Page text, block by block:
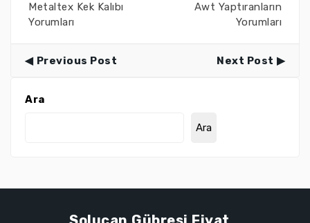
Metaltex Kek Kalıbı
Yorumları
Awt Yaptıranların
Yorumları
Previous Post Next Post
Ara
Ara